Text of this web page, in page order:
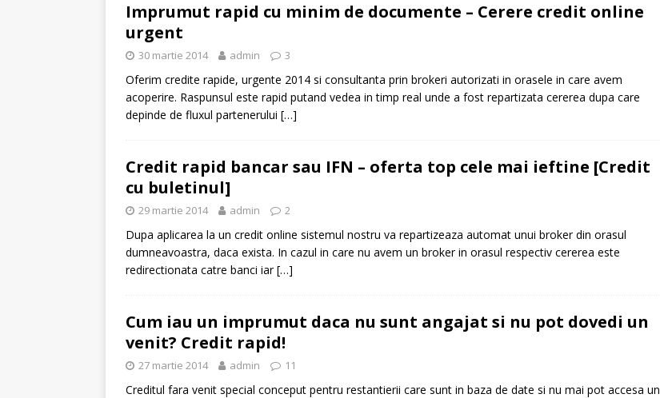
RAPID
[ 6 ianuarie 2025 ] Credit restantieri 2025. Solutii rapide. CREDIT RAPID
Imprumut rapid cu minim de documente – Cerere credit online
urgent
30 martie 2014 admin 3
Oferim credite rapide, urgente 2014 si consultanta prin brokeri autorizati in orasele in care avem
acoperire. Raspunsul este rapid putand vedea in timp real unde a fost repartizata cererea dupa care
depinde de fluxul partenerului […]
Credit rapid bancar sau IFN – oferta top cele mai ieftine [Credit
cu buletinul]
29 martie 2014 admin 2
Dupa aplicarea la un credit online sistemul nostru va repartizeaza automat unui broker din orasul
dumneavoastra, daca exista. In cazul in care nu avem un broker in orasul respectiv cererea este
redirectionata catre banci iar[…]
Cum iau un imprumut daca nu sunt angajat si nu pot dovedi un
venit? Credit rapid!
27 martie 2014 admin 11
Creditul fara venit special conceput pentru restantierii care sunt in baza de date si nu mai pot accesa un